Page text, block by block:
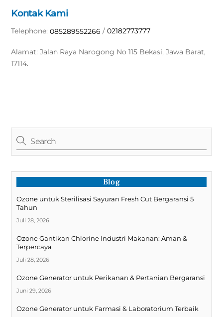
Kontak Kami
Telephone:085289552266 /02182773777
Alamat: Jalan Raya Narogong No 115 Bekasi, Jawa Barat,
17114.
Blog
Ozone untuk Sterilisasi Sayuran Fresh Cut Bergaransi 5
Tahun
Juli 28, 2026
Ozone Gantikan Chlorine Industri Makanan: Aman &
Terpercaya
Juli 28, 2026
Ozone Generator untuk Perikanan & Pertanian Bergaransi
Juni 29, 2026
Ozone Generator untuk Farmasi & Laboratorium Terbaik